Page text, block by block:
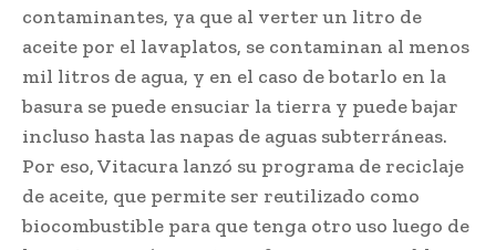
contaminantes, ya que al verter un litro de
aceite por el lavaplatos, se contaminan al menos
mil litros de agua, y en el caso de botarlo en la
basura se puede ensuciar la tierra y puede bajar
incluso hasta las napas de aguas subterráneas.
Por eso, Vitacura lanzó su programa de reciclaje
de aceite, que permite ser reutilizado como
biocombustible para que tenga otro uso luego de